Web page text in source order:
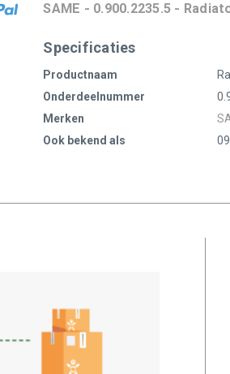
SAME - 0.900.2235.5 -
Specificaties
Productnaam
Onderdeelnummer
Merken
Ook bekend als